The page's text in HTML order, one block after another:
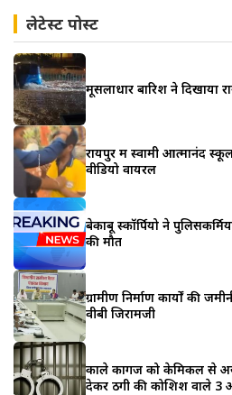
लेटेस्ट पोस्ट
मूसलाधार बारिश ने दिखाया
रायपुर में स्वामी आत्मानंद
वीडियो वायरल
बेकाबू स्कॉर्पियो ने
की मौत
ग्रामीण निर्माण कार्यों की
वीबी जिरामजी
काले कागज को केमिकल से
देकर ठगी की कोशिश वाले 3